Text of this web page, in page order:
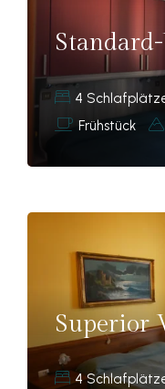
4
Frühstück
Superior
4